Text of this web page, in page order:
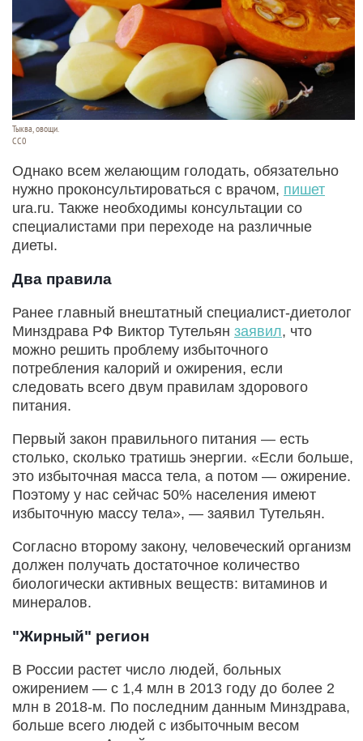
Тыква, овощи.
CC0
Однако всем желающим голодать, обязательно
нужно проконсультироваться с врачом, пишет
ura.ru. Также необходимы консультации со
специалистами при переходе на различные
диеты.
Два правила
Ранее главный внештатный специалист-диетолог
Минздрава РФ Виктор Тутельян заявил, что
можно решить проблему избыточного
потребления калорий и ожирения, если
следовать всего двум правилам здорового
питания.
Первый закон правильного питания — есть
столько, сколько тратишь энергии. «Если больше,
это избыточная масса тела, а потом — ожирение.
Поэтому у нас сейчас 50% населения имеют
избыточную массу тела», — заявил Тутельян.
Согласно второму закону, человеческий организм
должен получать достаточное количество
биологически активных веществ: витаминов и
минералов.
"Жирный" регион
В России растет число людей, больных
ожирением — с 1,4 млн в 2013 году до более 2
млн в 2018-м. По последним данным Минздрава,
больше всего людей с избыточным весом